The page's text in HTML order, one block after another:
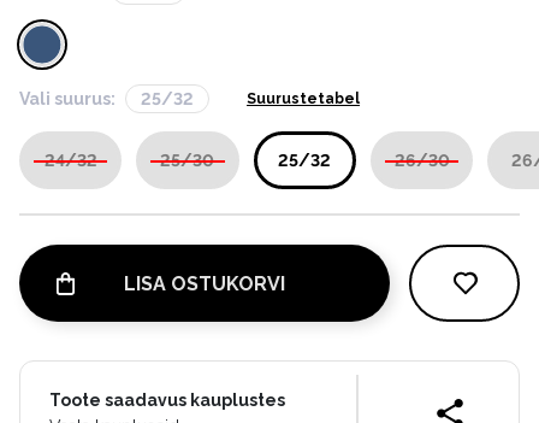
Vali suurus: 25/32 Suurustetabel
24/32 25/30 25/32 26/30
LISA OSTUKORVI
Toote saadavus kauplustes